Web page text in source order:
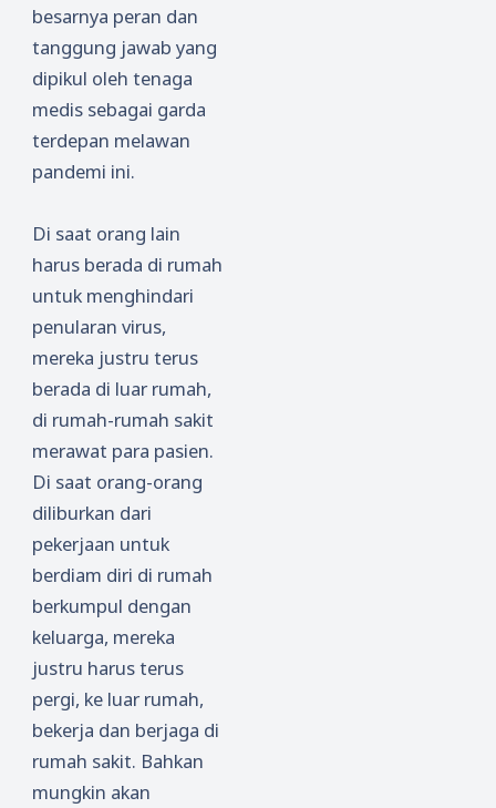
besarnya peran dan
tanggung jawab yang
dipikul oleh tenaga
medis sebagai garda
terdepan melawan
pandemi ini.
Di saat orang lain
harus berada di rumah
untuk menghindari
penularan virus,
mereka justru terus
berada di luar rumah,
di rumah-rumah sakit
merawat para pasien.
Di saat orang-orang
diliburkan dari
pekerjaan untuk
berdiam diri di rumah
berkumpul dengan
keluarga, mereka
justru harus terus
pergi, ke luar rumah,
bekerja dan berjaga di
rumah sakit. Bahkan
mungkin akan